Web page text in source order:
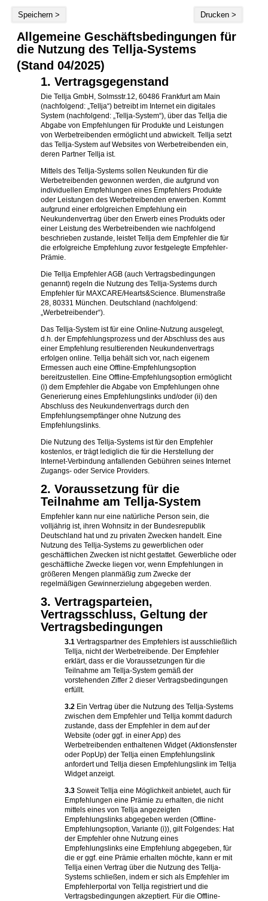
Speichern > Drucken >
Allgemeine Geschäftsbedingungen für
die Nutzung des Tellja-Systems
(Stand 04/2025)
1. Vertragsgegenstand
Die Tellja GmbH, Solmsstr.12, 60486 Frankfurt am Main
(nachfolgend: „Tellja“) betreibt im Internet ein digitales
System (nachfolgend: „Tellja-System“), über das Tellja die
Abgabe von Empfehlungen für Produkte und Leistungen
von Werbetreibenden ermöglicht und abwickelt. Tellja setzt
das Tellja-System auf Websites von Werbetreibenden ein,
deren Partner Tellja ist.
Mittels des Tellja-Systems sollen Neukunden für die
Werbetreibenden gewonnen werden, die aufgrund von
individuellen Empfehlungen eines Empfehlers Produkte
oder Leistungen des Werbetreibenden erwerben. Kommt
aufgrund einer erfolgreichen Empfehlung ein
Neukundenvertrag über den Erwerb eines Produkts oder
einer Leistung des Werbetreibenden wie nachfolgend
beschrieben zustande, leistet Tellja dem Empfehler die für
die erfolgreiche Empfehlung zuvor festgelegte Empfehler-
Prämie.
Die Tellja Empfehler AGB (auch Vertragsbedingungen
genannt) regeln die Nutzung des Tellja-Systems durch
Empfehler für MAXCARE/Hearts&Science. Blumenstraße
28, 80331 München. Deutschland (nachfolgend:
„Werbetreibender“).
Das Tellja-System ist für eine Online-Nutzung ausgelegt,
d.h. der Empfehlungsprozess und der Abschluss des aus
einer Empfehlung resultierenden Neukundenvertrags
erfolgen online. Tellja behält sich vor, nach eigenem
Ermessen auch eine Offline-Empfehlungsoption
bereitzustellen. Eine Offline-Empfehlungsoption ermöglicht
(i) dem Empfehler die Abgabe von Empfehlungen ohne
Generierung eines Empfehlungslinks und/oder (ii) den
Abschluss des Neukundenvertrags durch den
Empfehlungsempfänger ohne Nutzung des
Empfehlungslinks.
Die Nutzung des Tellja-Systems ist für den Empfehler
kostenlos, er trägt lediglich die für die Herstellung der
Internet-Verbindung anfallenden Gebühren seines Internet
Zugangs- oder Service Providers.
2. Voraussetzung für die
Teilnahme am Tellja-System
Empfehler kann nur eine natürliche Person sein, die
volljährig ist, ihren Wohnsitz in der Bundesrepublik
Deutschland hat und zu privaten Zwecken handelt. Eine
Nutzung des Tellja-Systems zu gewerblichen oder
geschäftlichen Zwecken ist nicht gestattet. Gewerbliche oder
geschäftliche Zwecke liegen vor, wenn Empfehlungen in
größeren Mengen planmäßig zum Zwecke der
regelmäßigen Gewinnerzielung abgegeben werden.
3. Vertragsparteien,
Vertragsschluss, Geltung der
Vertragsbedingungen
3.1 Vertragspartner des Empfehlers ist ausschließlich
Tellja, nicht der Werbetreibende. Der Empfehler
erklärt, dass er die Voraussetzungen für die
Teilnahme am Tellja-System gemäß der
vorstehenden Ziffer 2 dieser Vertragsbedingungen
erfüllt.
3.2 Ein Vertrag über die Nutzung des Tellja-Systems
zwischen dem Empfehler und Tellja kommt dadurch
zustande, dass der Empfehler in dem auf der
Website (oder ggf. in einer App) des
Werbetreibenden enthaltenen Widget (Aktionsfenster
oder PopUp) der Tellja einen Empfehlungslink
anfordert und Tellja diesen Empfehlungslink im Tellja
Widget anzeigt.
3.3 Soweit Tellja eine Möglichkeit anbietet, auch für
Empfehlungen eine Prämie zu erhalten, die nicht
mittels eines von Tellja angezeigten
Empfehlungslinks abgegeben werden (Offline-
Empfehlungsoption, Variante (i)), gilt Folgendes: Hat
der Empfehler ohne Nutzung eines
Empfehlungslinks eine Empfehlung abgegeben, für
die er ggf. eine Prämie erhalten möchte, kann er mit
Tellja einen Vertrag über die Nutzung des Tellja-
Systems schließen, indem er sich als Empfehler im
Empfehlerportal von Tellja registriert und die
Vertragsbedingungen akzeptiert. Für die Offline-